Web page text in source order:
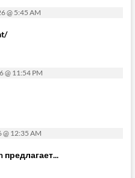
@ 5:45 AM
@ 11:54 PM
@ 12:35 AM